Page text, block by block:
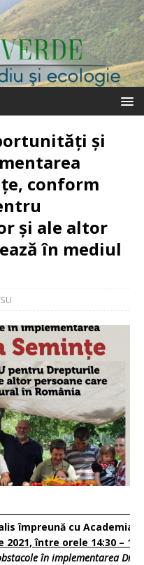
și
conform
și ale altor
în mediul
împreună cu Academia
între orele 14:30 –
în implementarea